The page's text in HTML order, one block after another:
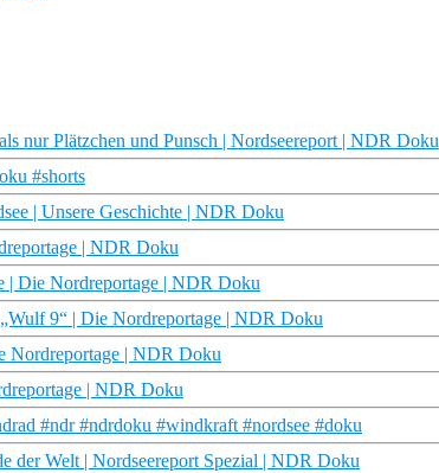
nur Plätzchen und Punsch | Nordseereport | NDR Doku
#shorts
| Unsere Geschichte | NDR Doku
| NDR Doku
| Die Nordreportage | NDR Doku
9“ | Die Nordreportage | NDR Doku
Nordreportage | NDR Doku
| NDR Doku
#ndr #ndrdoku #windkraft #nordsee #doku
der Welt | Nordseereport Spezial | NDR Doku